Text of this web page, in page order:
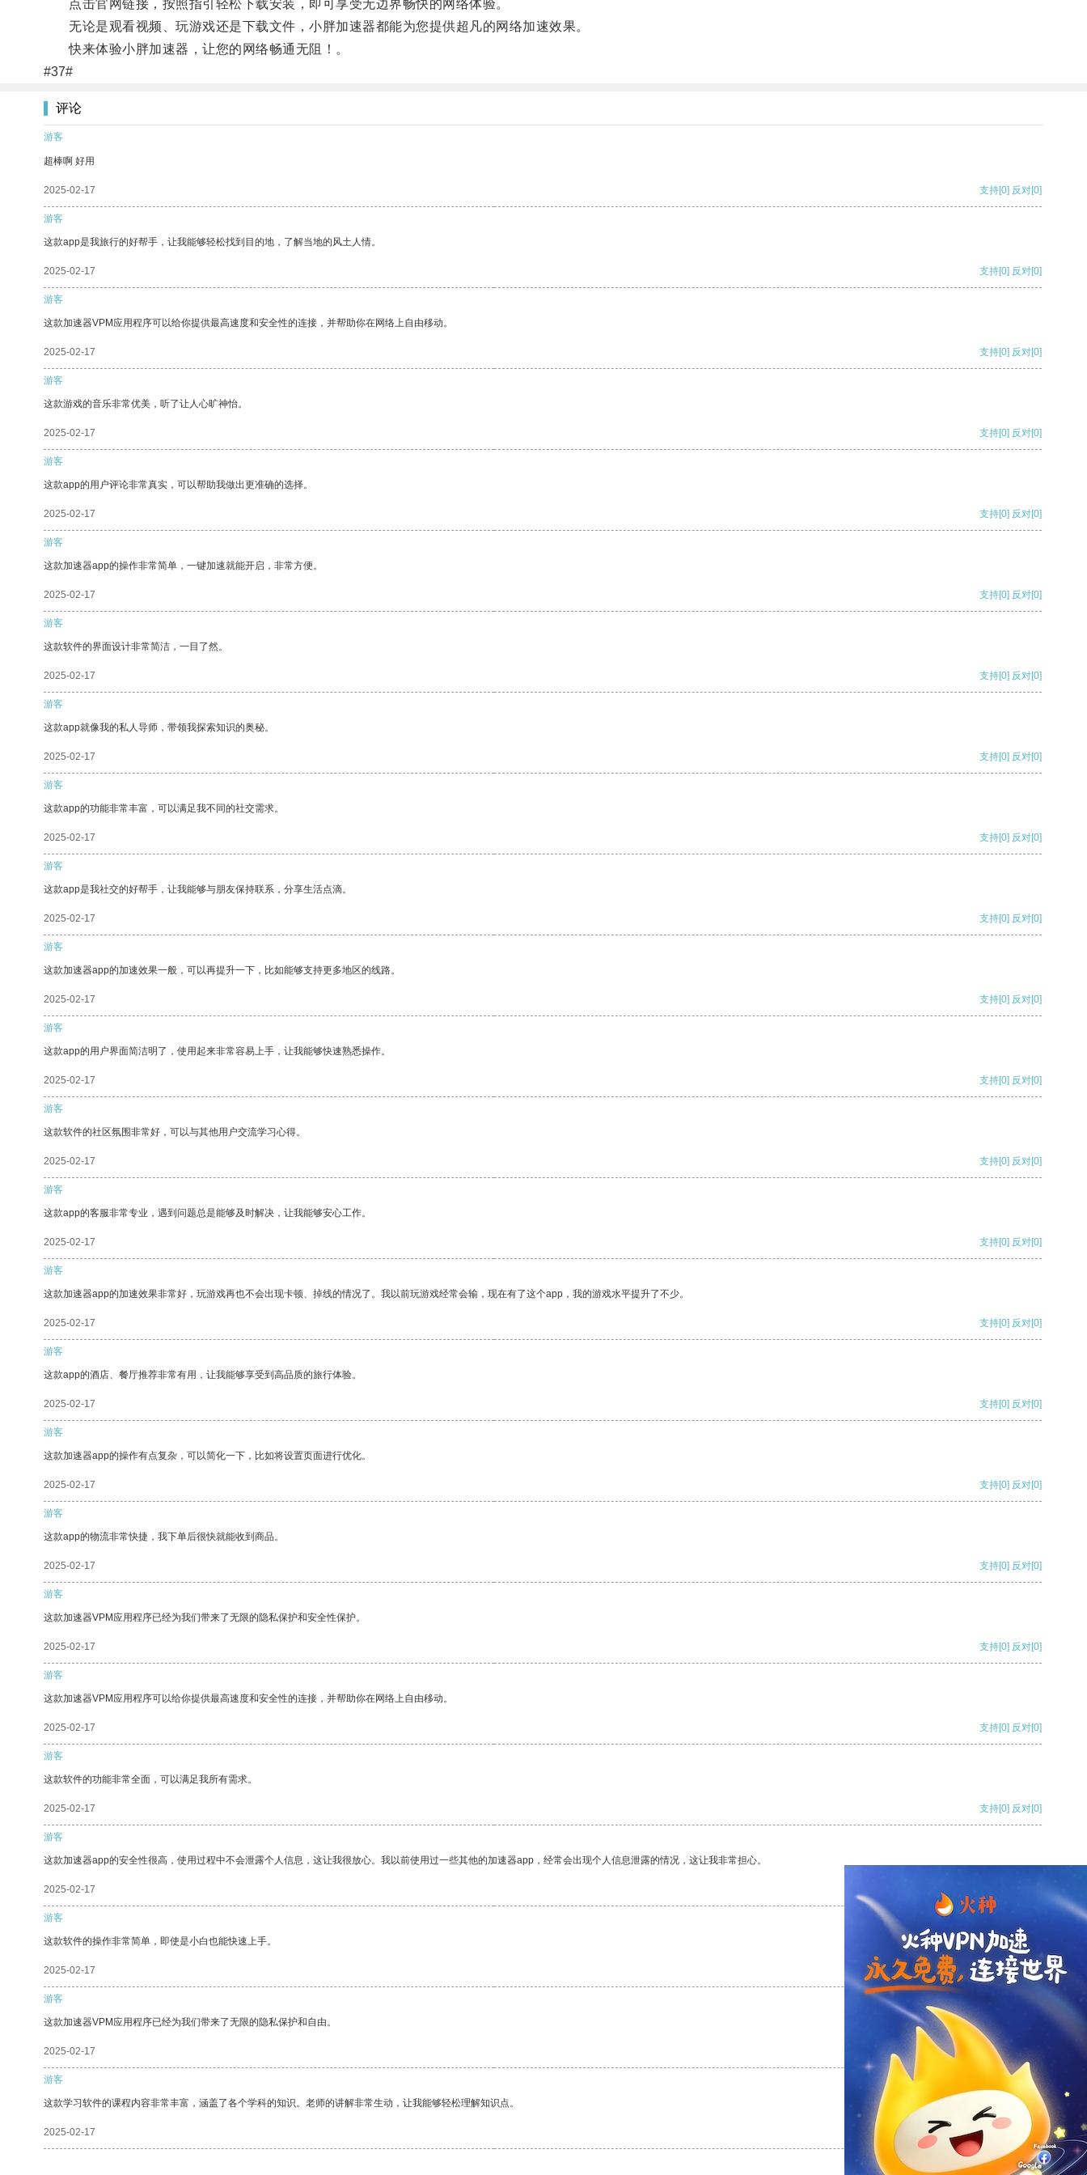
点击官网链接，按照指引轻松下载安装，即可享受无边界畅快的网络体验。
无论是观看视频、玩游戏还是下载文件，小胖加速器都能为您提供超凡的网络加速效果。
快来体验小胖加速器，让您的网络畅通无阻！。
#37#
评论
游客
超棒啊 好用
2025-02-17 支持[0] 反对[0]
游客
这款app是我旅行的好帮手，让我能够轻松找到目的地，了解当地的风土人情。
2025-02-17 支持[0] 反对[0]
游客
这款加速器VPM应用程序可以给你提供最高速度和安全性的连接，并帮助你在网络上自由移动。
2025-02-17 支持[0] 反对[0]
游客
这款游戏的音乐非常优美，听了让人心旷神怡。
2025-02-17 支持[0] 反对[0]
游客
这款app的用户评论非常真实，可以帮助我做出更准确的选择。
2025-02-17 支持[0] 反对[0]
游客
这款加速器app的操作非常简单，一键加速就能开启，非常方便。
2025-02-17 支持[0] 反对[0]
游客
这款软件的界面设计非常简洁，一目了然。
2025-02-17 支持[0] 反对[0]
游客
这款app就像我的私人导师，带领我探索知识的奥秘。
2025-02-17 支持[0] 反对[0]
游客
这款app的功能非常丰富，可以满足我不同的社交需求。
2025-02-17 支持[0] 反对[0]
游客
这款app是我社交的好帮手，让我能够与朋友保持联系，分享生活点滴。
2025-02-17 支持[0] 反对[0]
游客
这款加速器app的加速效果一般，可以再提升一下，比如能够支持更多地区的线路。
2025-02-17 支持[0] 反对[0]
游客
这款app的用户界面简洁明了，使用起来非常容易上手，让我能够快速熟悉操作。
2025-02-17 支持[0] 反对[0]
游客
这款软件的社区氛围非常好，可以与其他用户交流学习心得。
2025-02-17 支持[0] 反对[0]
游客
这款app的客服非常专业，遇到问题总是能够及时解决，让我能够安心工作。
2025-02-17 支持[0] 反对[0]
游客
这款加速器app的加速效果非常好，玩游戏再也不会出现卡顿、掉线的情况了。我以前玩游戏经常会输，现在有了这个app，我的游戏水平提升了不少。
2025-02-17 支持[0] 反对[0]
游客
这款app的酒店、餐厅推荐非常有用，让我能够享受到高品质的旅行体验。
2025-02-17 支持[0] 反对[0]
游客
这款加速器app的操作有点复杂，可以简化一下，比如将设置页面进行优化。
2025-02-17 支持[0] 反对[0]
游客
这款app的物流非常快捷，我下单后很快就能收到商品。
2025-02-17 支持[0] 反对[0]
游客
这款加速器VPM应用程序已经为我们带来了无限的隐私保护和安全性保护。
2025-02-17 支持[0] 反对[0]
游客
这款加速器VPM应用程序可以给你提供最高速度和安全性的连接，并帮助你在网络上自由移动。
2025-02-17 支持[0] 反对[0]
游客
这款软件的功能非常全面，可以满足我所有需求。
2025-02-17 支持[0] 反对[0]
游客
这款加速器app的安全性很高，使用过程中不会泄露个人信息，这让我很放心。我以前使用过一些其他的加速器app，经常会出现个人信息泄露的情况，这让我非常担心。
2025-02-17
游客
这款软件的操作非常简单，即使是小白也能快速上手。
2025-02-17 支持 [0] 反对[0]
游客
这款加速器VPM应用程序已经为我们带来了无限的隐私保护和自由。
2025-02-17 支持[0] 反对
游客
这款学习软件的课程内容非常丰富，涵盖了各个学科的知识。老师的讲解非常生动，让我能够轻松理解知识点。
2025-02-17 支持[0] 反对[0]